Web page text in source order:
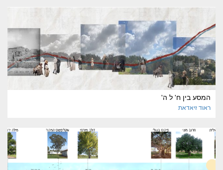
המסע בין ח' ל ה'
ראוד זיאדאת